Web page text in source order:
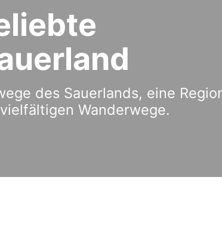
des Sauerlands, eine
Wanderwege.